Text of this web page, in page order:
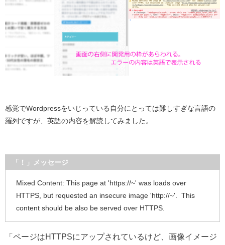
感覚でWordpressをいじっている自分にとっては難しすぎな言語の
羅列ですが、英語の内容を解読してみました。
「！」メッセージ
Mixed Content: This page at 'https://~' was loads over
HTTPS, but requested an insecure image 'http://~'. This
content should be also be served over HTTPS.
「ページはHTTPSにアップされているけど、画像イメージ